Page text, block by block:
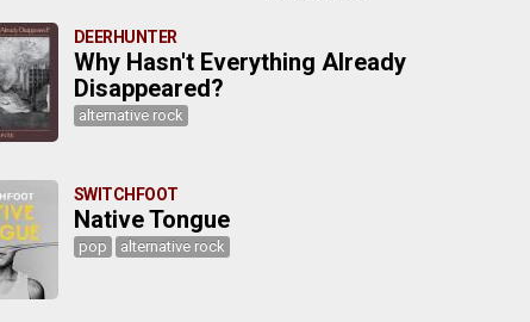
DEERHUNTER
Why Hasn't Everything Already
Disappeared?
alternative rock
SWITCHFOOT
Native Tongue
pop alternative rock